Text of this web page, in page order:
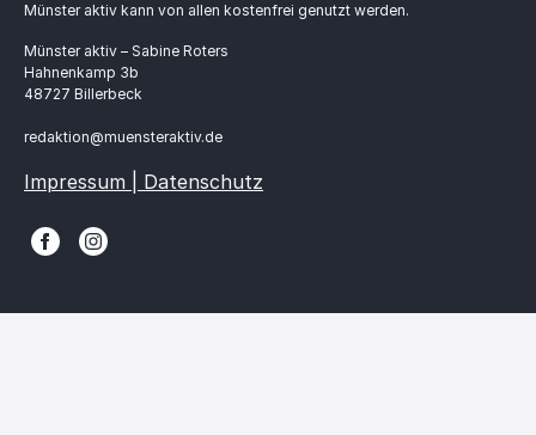
Münster aktiv kann von allen kostenfrei genutzt werden.
Münster aktiv – Sabine Roters
Hahnenkamp 3b
48727 Billerbeck
redaktion@muensteraktiv.de
Impressum | Datenschutz